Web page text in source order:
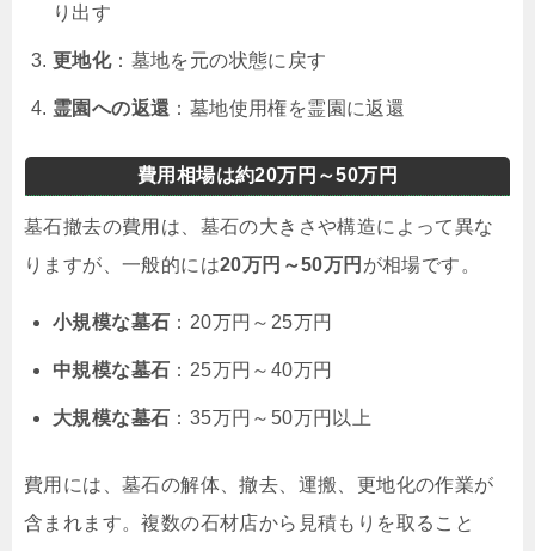
り出す
更地化：墓地を元の状態に戻す
霊園への返還 ：墓地使用権を霊園に返還
費用相場は約20万円～50万円
墓石撤去の費用は、墓石の大きさや構造によって異な
りますが、一般的には20万円～50万円 が相場です。
小規模な墓石 ：20万円～25万円
中規模な墓石 ：25万円～40万円
大規模な墓石 ：35万円～50万円以上
費用には、墓石の解体、撤去、運搬、更地化の作業が
含まれます。複数の石材店から見積もりを取ること